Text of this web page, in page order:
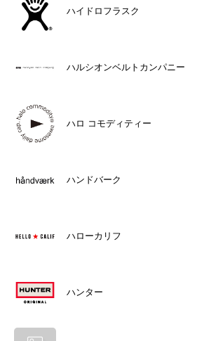
ハイドロフラスク
ハルシオンベルトカンパニー
ハロ コモディティー
ハンドバーク
ハローカリフ
ハンター